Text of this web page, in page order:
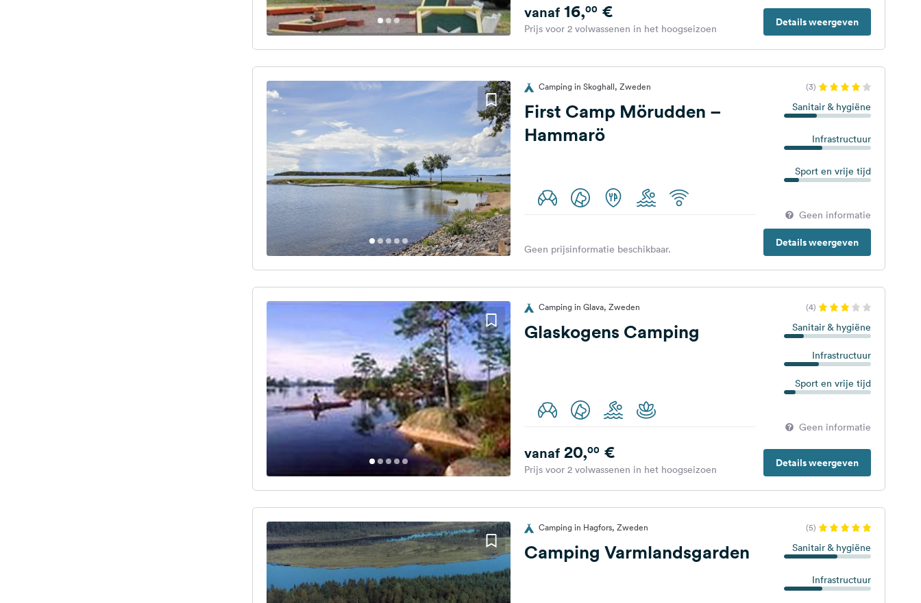
Details weergeven
vanaf16,00€
Prijs voor 2 volwassenen in het hoogseizoen
Camping in Skoghall, Zweden (3)
First Camp Mörudden –
Hammarö
Sanitair & hygiëne
Infrastructuur
Sport en vrije tijd
Geen informatie
Details weergeven
Geen prijsinformatie beschikbaar.
Camping in Glava, Zweden (4)
Glaskogens Camping Sanitair & hygiëne
Infrastructuur
Sport en vrije tijd
Geen informatie
Details weergeven
vanaf20,00€
Prijs voor 2 volwassenen in het hoogseizoen
Camping in Hagfors, Zweden (5)
Camping Varmlandsgarden Sanitair & hygiëne
Infrastructuur